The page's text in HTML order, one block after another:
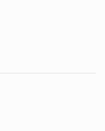
downloads/